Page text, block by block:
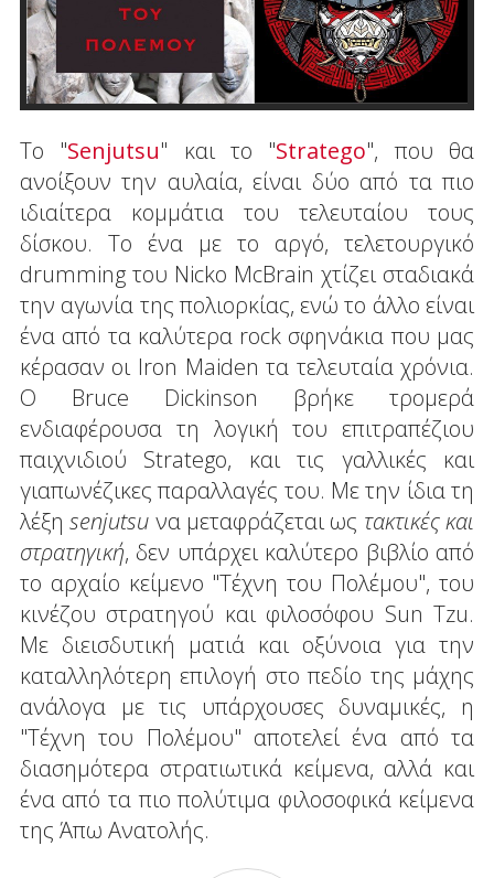
Το "Senjutsu" και το "Stratego", που θα
ανοίξουν την αυλαία, είναι δύο από τα πιο
ιδιαίτερα κομμάτια του τελευταίου τους
δίσκου. Το ένα με το αργό, τελετουργικό
drumming του Nicko McBrain χτίζει σταδιακά
την αγωνία της πολιορκίας, ενώ το άλλο είναι
ένα από τα καλύτερα rock σφηνάκια που μας
κέρασαν οι Iron Maiden τα τελευταία χρόνια.
Ο Bruce Dickinson βρήκε τρομερά
ενδιαφέρουσα τη λογική του επιτραπέζιου
παιχνιδιού Stratego, και τις γαλλικές και
γιαπωνέζικες παραλλαγές του. Με την ίδια τη
λέξηsenjutsu να μεταφράζεται ως τακτικές και
στρατηγική, δεν υπάρχει καλύτερο βιβλίο από
το αρχαίο κείμενο "Τέχνη του Πολέμου", του
κινέζου στρατηγού και φιλοσόφου Sun Tzu.
Με διεισδυτική ματιά και οξύνοια για την
καταλληλότερη επιλογή στο πεδίο της μάχης
ανάλογα με τις υπάρχουσες δυναμικές, η
"Tέχνη του Πολέμου" αποτελεί ένα από τα
διασημότερα στρατιωτικά κείμενα, αλλά και
ένα από τα πιο πολύτιμα φιλοσοφικά κείμενα
της Άπω Ανατολής.